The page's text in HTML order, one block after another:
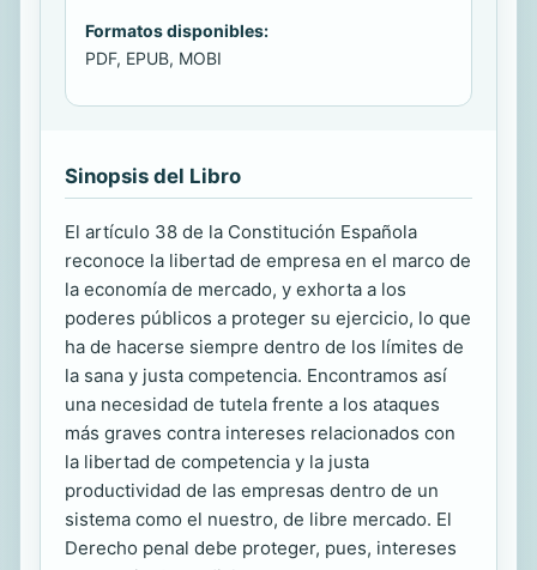
Formatos disponibles:
PDF, EPUB, MOBI
Sinopsis del Libro
El artículo 38 de la Constitución Española
reconoce la libertad de empresa en el marco de
la economía de mercado, y exhorta a los
poderes públicos a proteger su ejercicio, lo que
ha de hacerse siempre dentro de los límites de
la sana y justa competencia. Encontramos así
una necesidad de tutela frente a los ataques
más graves contra intereses relacionados con
la libertad de competencia y la justa
productividad de las empresas dentro de un
sistema como el nuestro, de libre mercado. El
Derecho penal debe proteger, pues, intereses